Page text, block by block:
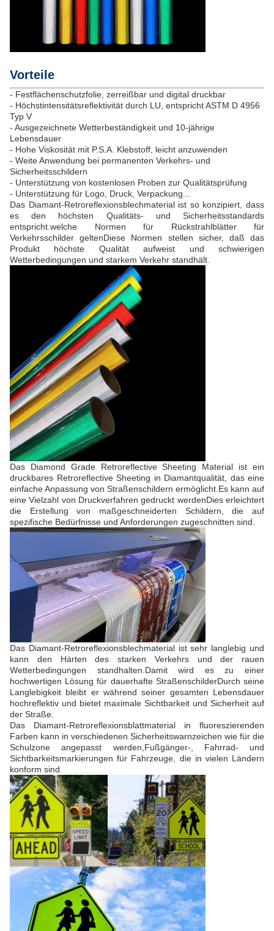
Vorteile
- Festflächenschutzfolie, zerreißbar und digital druckbar
- Höchstintensitätsreflektivität durch LU, entspricht ASTM D 4956
Typ V
- Ausgezeichnete Wetterbeständigkeit und 10-jährige
Lebensdauer
- Hohe Viskosität mit P.S.A. Klebstoff, leicht anzuwenden
- Weite Anwendung bei permanenten Verkehrs- und
Sicherheitsschildern
- Unterstützung von kostenlosen Proben zur Qualitätsprüfung
- Unterstützung für Logo, Druck, Verpackung...
Das Diamant-Retroreflexionsblechmaterial ist so konzipiert, dass
es den höchsten Qualitäts- und Sicherheitsstandards
entspricht.welche Normen für Rückstrahlblätter für
Verkehrsschilder geltenDiese Normen stellen sicher, daß das
Produkt höchste Qualität aufweist und schwierigen
Wetterbedingungen und starkem Verkehr standhält.
Das Diamond Grade Retroreflective Sheeting Material ist ein
druckbares Retroreflective Sheeting in Diamantqualität, das eine
einfache Anpassung von Straßenschildern ermöglicht.Es kann auf
eine Vielzahl von Druckverfahren gedruckt werdenDies erleichtert
die Erstellung von maßgeschneiderten Schildern, die auf
spezifische Bedürfnisse und Anforderungen zugeschnitten sind.
Das Diamant-Retroreflexionsblechmaterial ist sehr langlebig und
kann den Härten des starken Verkehrs und der rauen
Wetterbedingungen standhalten.Damit wird es zu einer
hochwertigen Lösung für dauerhafte StraßenschilderDurch seine
Langlebigkeit bleibt er während seiner gesamten Lebensdauer
hochreflektiv und bietet maximale Sichtbarkeit und Sicherheit auf
der Straße.
Das Diamant-Retroreflexionsblattmaterial in fluoreszierenden
Farben kann in verschiedenen Sicherheitswarnzeichen wie für die
Schulzone angepasst werden,Fußgänger-, Fahrrad- und
Sichtbarkeitsmarkierungen für Fahrzeuge, die in vielen Ländern
konform sind.